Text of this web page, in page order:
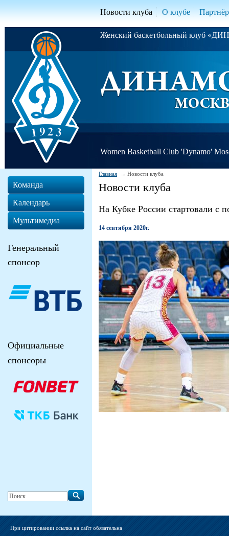
Новости клуба О клубе
Женский баскетбольный клуб
Women Basketball Club 'Dynamo'
Главная Новости клуба
Новости клуба
На Кубке России стартовали с
14 сентября 2020г.
Команда
Календарь
Мультимедиа
Генеральный
спонсор
Официальные
спонсоры
При цитировании ссылка на сайт обязательна